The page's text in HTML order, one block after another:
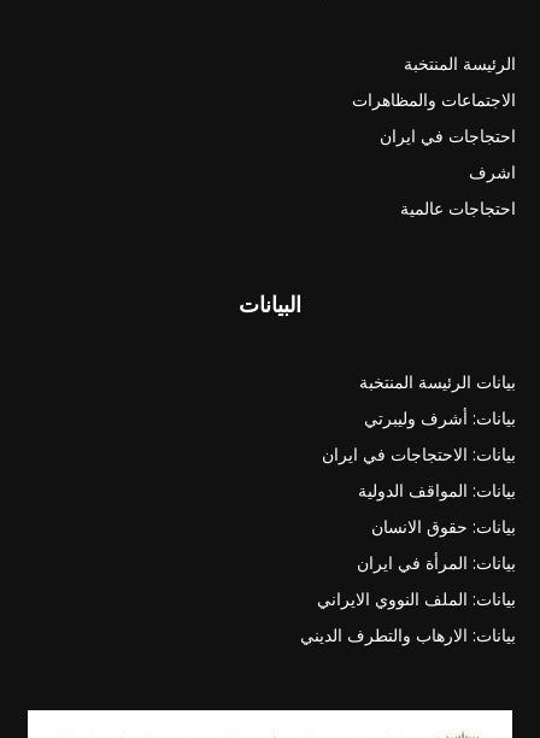
الرئيسة المنتخبة
الاجتماعات والمظاهرات
احتجاجات في ايران
اشرف
احتجاجات عالمية
البيانات
بيانات الرئيسة المنتخبة
بيانات: أشرف وليبرتي
بيانات: الاحتجاجات في ايران
بيانات: المواقف الدولية
بيانات: حقوق الانسان
بيانات: المرأة في ايران
بيانات: الملف النووي الايراني
بيانات: الارهاب والتطرف الديني